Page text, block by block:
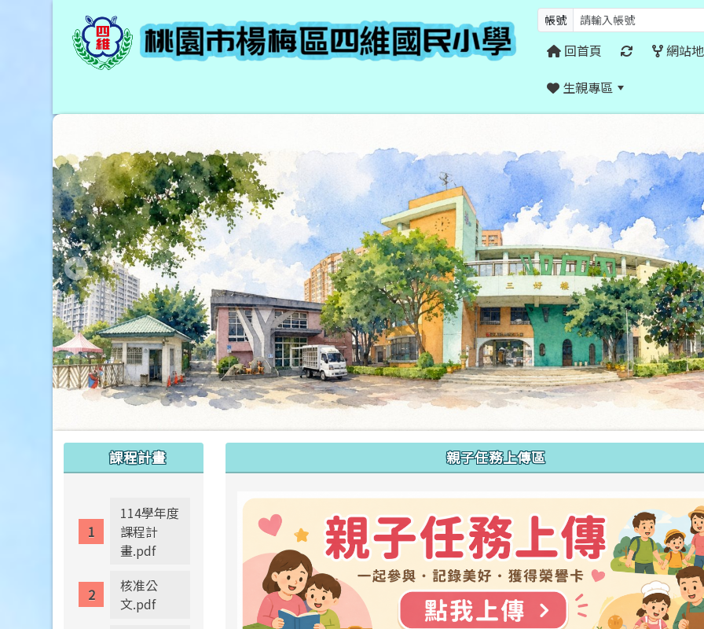
帳號
回首頁 網站
生親專區
親子任務上傳區
課程計畫
114學年度
課程計
畫.pdf
核准公
文.pdf